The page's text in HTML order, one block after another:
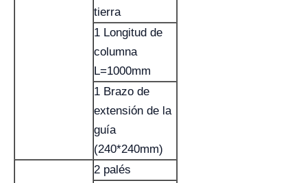
tierra
1 Longitud de
columna
L=1000mm
1 Brazo de
extensión de la
guía
(240*240mm)
2 palés